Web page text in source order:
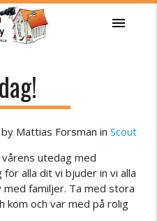
menu
by Mattias Forsman in Scout
utedag med
alla dit vi bjuder in vi alla
familjer. Ta med stora
kom och var med på rolig